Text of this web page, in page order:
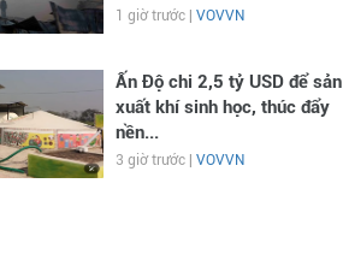
1 giờ trước | VOVVN
Ấn Độ chi 2,5 tỷ USD để sản
xuất khí sinh học, thúc đẩy
nền...
3 giờ trước | VOVVN